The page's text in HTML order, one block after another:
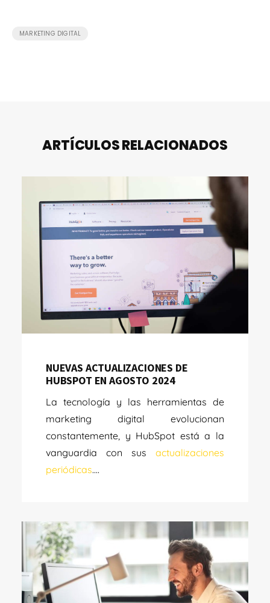
MARKETING DIGITAL
ARTÍCULOS RELACIONADOS
NUEVAS ACTUALIZACIONES DE
HUBSPOT EN AGOSTO 2024
La tecnología y las herramientas de
marketing digital evolucionan
constantemente, y HubSpot está a la
vanguardia con sus actualizaciones
periódicas....